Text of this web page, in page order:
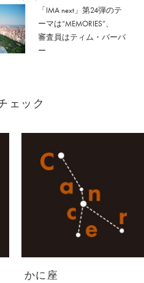
「IMA next」第24弾のテ
ーマは“MEMORIES”、
審査員はティム・バーバ
ー
ェック
かに座